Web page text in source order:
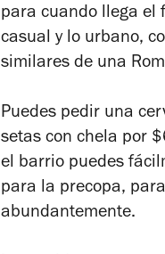
para cuando llega el
casual y lo urbano,
similares de una
Puedes pedir una
setas con chela por
el barrio puedes
para la precopa,
abundantemente.